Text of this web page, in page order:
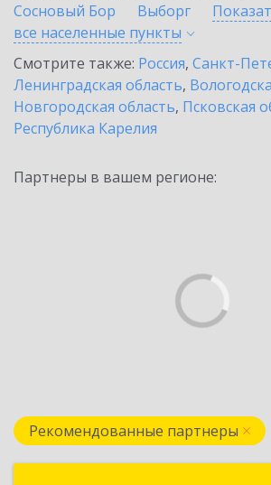
Сосновый Бор
Выборг
все населенные пункты
Смотрите также: Россия, Санкт-
Ленинградская область,
Новгородская область, Псковская
Республика Карелия
Партнеры в вашем регионе:
Рекомендованные партнеры